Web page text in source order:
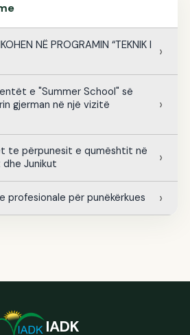
NË PROGRAMIN “TEKNIK I
e "Summer School" së
gjerman në një vizitë
te përpunesit e qumështit në
Junikut
profesionale për punëkërkues
IADK